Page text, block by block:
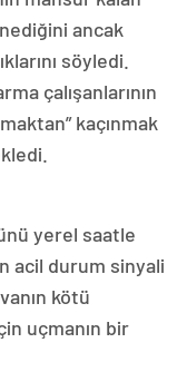
ancak
söyledi.
çalışanlarının
kaçınmak
yerel saatle
acil durum sinyali
kötü
uçmanın bir